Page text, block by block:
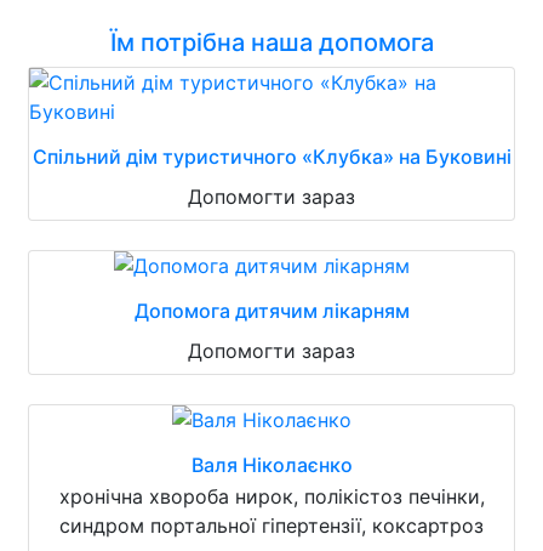
Їм потрібна наша допомога
Спільний дім туристичного «Клубка» на Буковині
Допомогти зараз
Допомога дитячим лікарням
Допомогти зараз
Валя Ніколаєнко
хронічна хвороба нирок, полікістоз печінки,
синдром портальної гіпертензії, коксартроз